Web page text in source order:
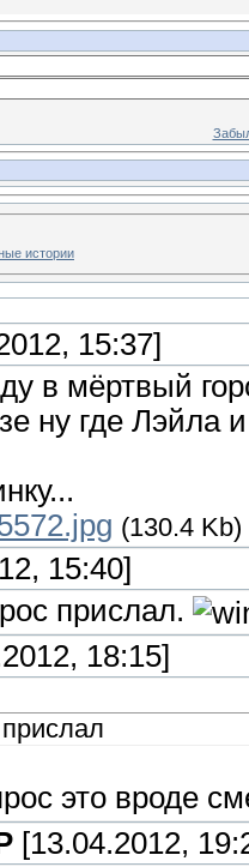
истории
15:37]
в мёртвый
ну где Лэйла
(130.4 Kb)
15:40]
прислал.
18:15]
это вроде
[13.04.2012,